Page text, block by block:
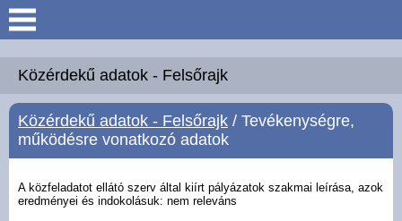
Keresés
Köszöntő
Hírek
Közérdekű adatok - Felsőrajk
Közérdekű adatok - Felsőrajk / Tevékenységre,
működésre vonatkozó adatok
A közfeladatot ellátó szerv által kiírt pályázatok szakmai leírása, azok
eredményei és indokolásuk: nem releváns